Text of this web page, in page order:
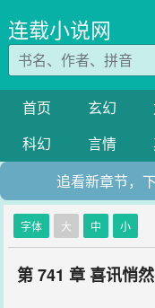
连载小说网
首页 玄幻
科幻
言情
追看新章节，
字体 大 中 小
第 741 章 喜讯悄